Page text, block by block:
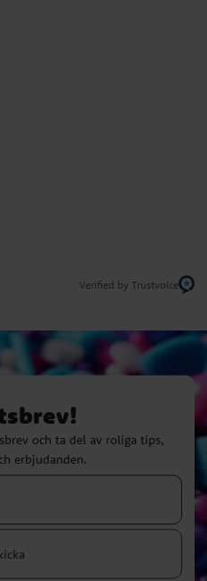
Verified by Trustvoice
och ta del av roliga tips,
erbjudanden.